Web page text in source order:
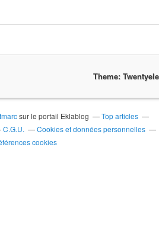
Theme:
sur le portail Eklablog
Top articles
C.G.U.
Cookies et données personnelles
cookies